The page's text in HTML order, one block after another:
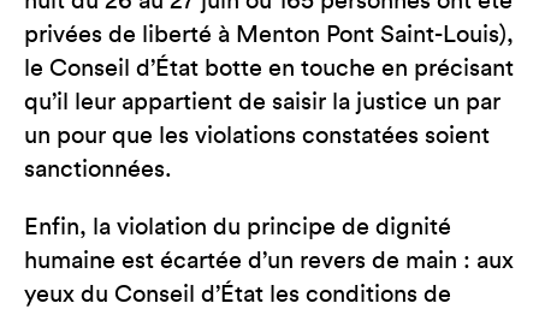
privées de liberté à Menton Pont Saint-Louis),
le Conseil d’État botte en touche en précisant
qu’il leur appartient de saisir la justice un par
un pour que les violations constatées soient
sanctionnées.
Enfin, la violation du principe de dignité
humaine est écartée d’un revers de main : aux
yeux du Conseil d’État les conditions de